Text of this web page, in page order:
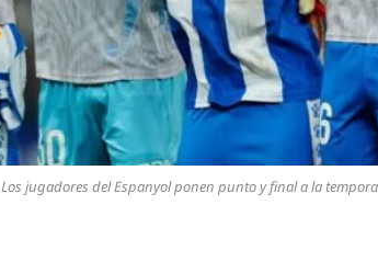
Los jugadores del Espanyol ponen punto y final a la